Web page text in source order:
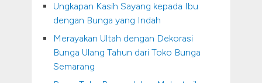
Ungkapan Kasih Sayang kepada Ibu
dengan Bunga yang Indah
Merayakan Ultah dengan Dekorasi
Bunga Ulang Tahun dari Toko Bunga
Semarang